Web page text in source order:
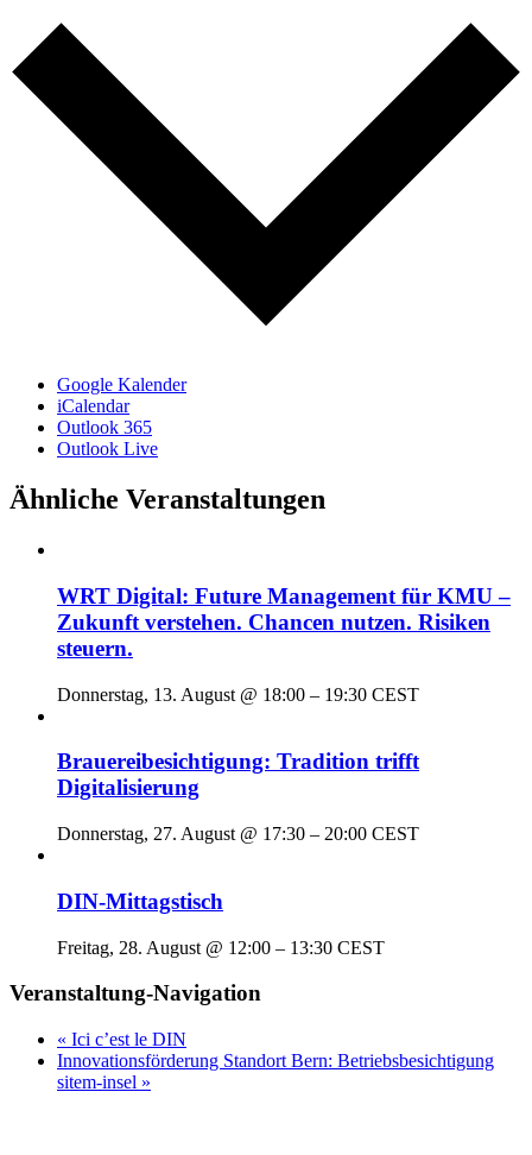
Google Kalender
iCalendar
Outlook 365
Outlook Live
Ähnliche Veranstaltungen
WRT Digital: Future Management für KMU –
Zukunft verstehen. Chancen nutzen. Risiken
steuern.
Donnerstag, 13. August @ 18:00 – 19:30 CEST
Brauereibesichtigung: Tradition trifft
Digitalisierung
Donnerstag, 27. August @ 17:30 – 20:00 CEST
DIN-Mittagstisch
Freitag, 28. August @ 12:00 – 13:30 CEST
Veranstaltung-Navigation
« Ici c’est le DIN
Innovationsförderung Standort Bern: Betriebsbesichtigung
sitem-insel »